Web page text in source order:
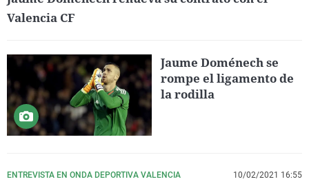
Valencia CF
Jaume Doménech se
rompe el ligamento de
la rodilla
ENTREVISTA EN ONDA DEPORTIVA VALENCIA 10/02/2021 16:55